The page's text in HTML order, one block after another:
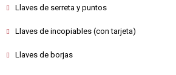
Llaves de serreta y puntos
Llaves de incopiables (con tarjeta)
Llaves de borjas